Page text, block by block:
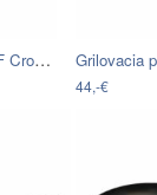
Grilovacia panvica WMF Cromargan®…
44,-€